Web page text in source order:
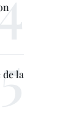
la